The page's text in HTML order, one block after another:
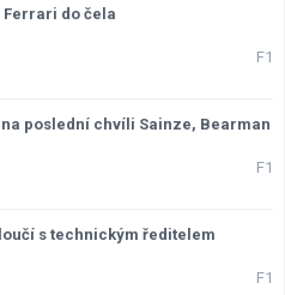
do čela
F1
poslední chvíli Sainze, Bearman
F1
s technickým ředitelem
F1